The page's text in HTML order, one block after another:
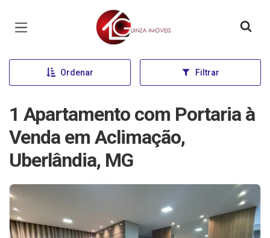
Página inicial
Ordenar Filtrar
1 Apartamento com Portaria à
Venda em Aclimação,
Uberlândia, MG